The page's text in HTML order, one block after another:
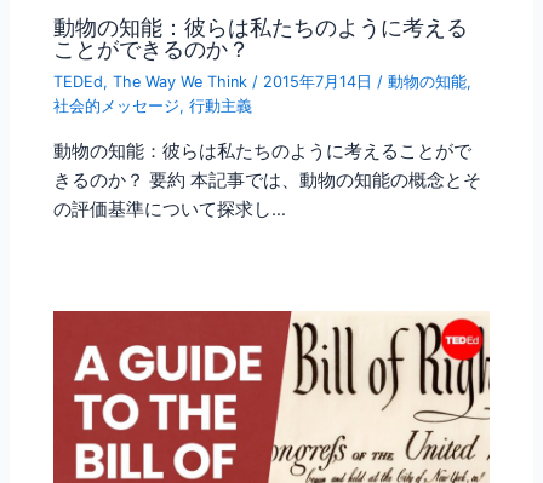
動物の知能：彼らは私たちのように考える
ことができるのか？
TEDEd,The Way We Think / 2015年7月14日/動物の知能,
社会的メッセージ,行動主義
動物の知能：彼らは私たちのように考えることがで
きるのか？ 要約 本記事では、動物の知能の概念とそ
の評価基準について探求し…